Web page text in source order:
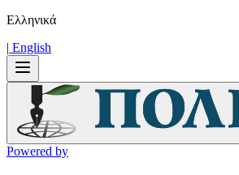
Ελληνικά
| Εnglish
Powered by